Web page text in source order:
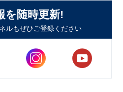
を随時更新!
ルもぜひご登録ください